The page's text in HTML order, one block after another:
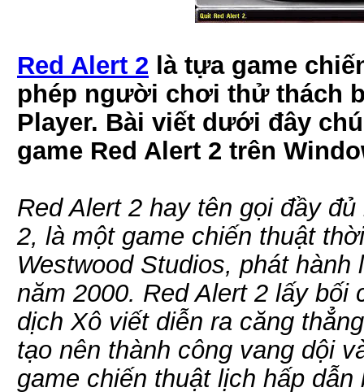
Red Alert 2 là tựa game
phép người chơi thử thách
Player. Bài viết dưới đây
game Red Alert 2 trên
Red Alert 2 hay tên gọi đầy
2, là một game chiến thuật
Westwood Studios, phát
năm 2000. Red Alert 2 lấy
dịch Xô viết diễn ra căng
tạo nên thành công vang dội
game chiến thuật lịch hấp